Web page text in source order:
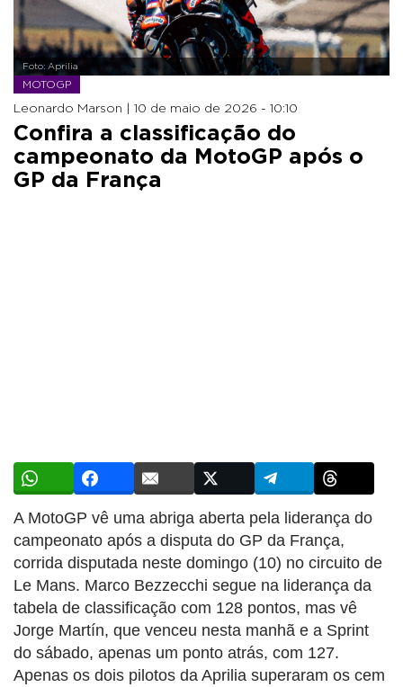
Foto: Aprilia
MOTOGP
Leonardo Marson | 10 de maio de 2026 - 10:10
Confira a classificação do
campeonato da MotoGP após o
GP da França
A MotoGP vê uma abriga aberta pela liderança do
campeonato após a disputa do GP da França,
corrida disputada neste domingo (10) no circuito de
Le Mans. Marco Bezzecchi segue na liderança da
tabela de classificação com 128 pontos, mas vê
Jorge Martín, que venceu nesta manhã e a Sprint
do sábado, apenas um ponto atrás, com 127.
Apenas os dois pilotos da Aprilia superaram os cem